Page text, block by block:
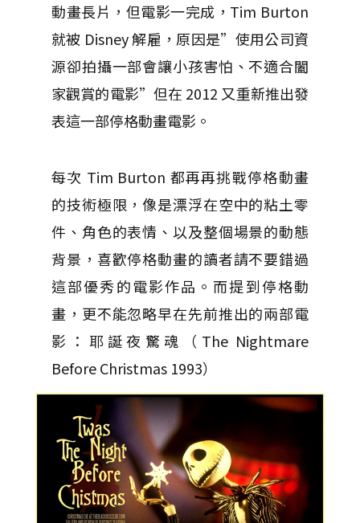
動畫長片，但電影一完成，Tim Burton
就被 Disney 解雇，原因是”使用公司資
源卻拍攝一部會讓小孩害怕、不適合闔
家觀賞的電影”但在 2012 又重新推出發
表這一部停格動畫電影。
每次 Tim Burton 都再再挑戰停格動畫
的技術極限，像是漂浮在空中的粘土零
件、角色的表情、以及整個場景的動態
背景，喜歡停格動畫的讀者請不要錯過
這部優秀的電影作品。而提到停格動
畫，更不能忽略早在先前推出的兩部電
影：耶誕夜驚魂（The Nightmare
Before Christmas 1993）